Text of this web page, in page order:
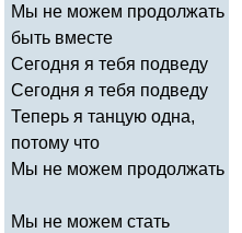
Мы не можем продолжать
быть вместе
Сегодня я тебя подведу
Сегодня я тебя подведу
Теперь я танцую одна,
потому что
Мы не можем продолжать
Мы не можем стать